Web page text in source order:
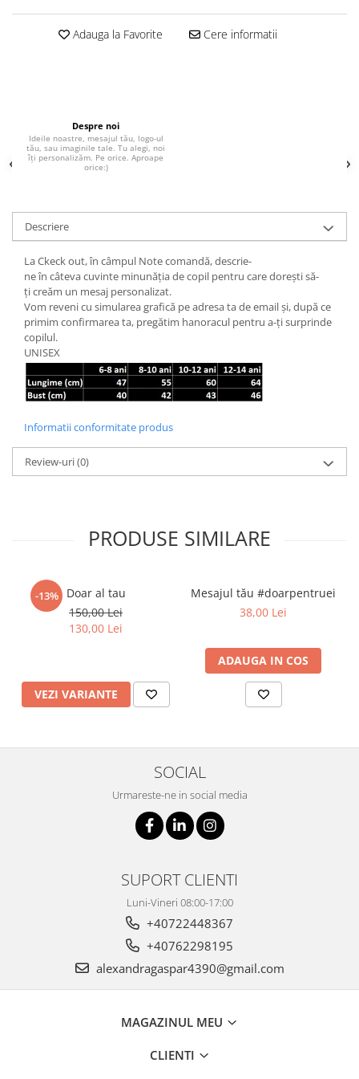
Adauga la Favorite Cere informatii
Despre noi
Ideile noastre, mesajul tău, logo-ul
tău, sau imaginile tale. Tu alegi, noi
îți personalizăm. Pe orice. Aproape
orice:)
Descriere
LaCkeckout,în câmpul Notecomandă, descrie-
neîn câtevacuvinte minunățiade copil pentru caredoreștisă-
țicreăm un mesaj personalizat.
Vom reveni cu simulareagrafică peadresatade emailși,dupăce
primim confirmarea ta, pregătim hanoracul pentru a-ți surprinde
copilul.
UNISEX
Informatii conformitate produs
Review-uri(0)
PRODUSE SIMILARE
-13%
Doar al tau
150,00 Lei
130,00 Lei
VEZI VARIANTE
Mesajul tău #doarpentruei
38,00 Lei
ADAUGA IN COS
SOCIAL
Urmareste-ne in social media
SUPORT CLIENTI
Luni-Vineri 08:00-17:00
+40722448367
+40762298195
alexandragaspar4390@gmail.com
MAGAZINUL MEU
CLIENTI